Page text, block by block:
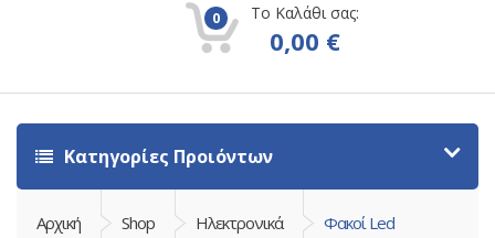
0 Το Καλάθι σας:
0,00 €
Κατηγορίες Προιόντων
Αρχική Shop Ηλεκτρονικά Φακοί Led